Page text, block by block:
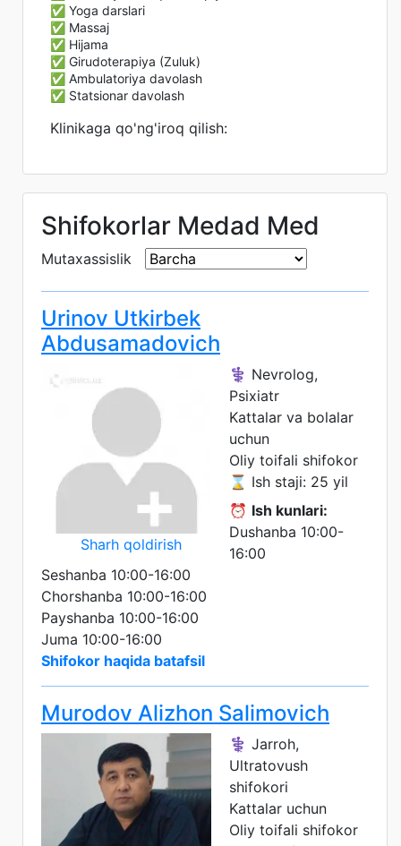
✅ Yoga darslari
✅ Massaj
✅ Hijama
✅ Girudoterapiya (Zuluk)
✅ Ambulatoriya davolash
✅ Statsionar davolash
Klinikaga qo'ng'iroq qilish:
Shifokorlar Medad Med
Mutaxassislik
Urinov Utkirbek
Abdusamadovich
Sharh qoldirish
⚕️ Nevrolog,
Psixiatr
Kattalar va bolalar
uchun
Oliy toifali shifokor
⌛ Ish staji: 25 yil
⏰ Ish kunlari:
Dushanba 10:00-
16:00
Seshanba 10:00-16:00
Chorshanba 10:00-16:00
Payshanba 10:00-16:00
Juma 10:00-16:00
Shifokor haqida batafsil
Murodov Alizhon Salimovich
⚕️ Jarroh,
Ultratovush
shifokori
Kattalar uchun
Oliy toifali shifokor